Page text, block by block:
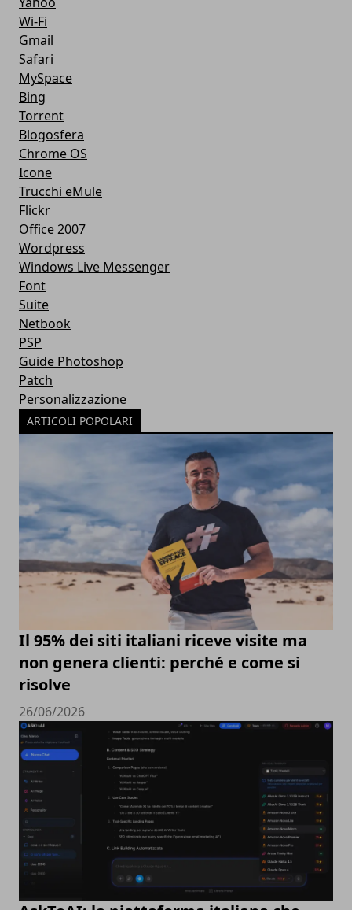
Wi-Fi
Gmail
Safari
MySpace
Bing
Torrent
Blogosfera
Chrome OS
Icone
Trucchi eMule
Flickr
Office 2007
Wordpress
Windows Live Messenger
Font
Suite
Netbook
PSP
Guide Photoshop
Patch
Personalizzazione
ARTICOLI POPOLARI
Il 95% dei siti italiani riceve visite ma
non genera clienti: perché e come si
risolve
26/06/2026